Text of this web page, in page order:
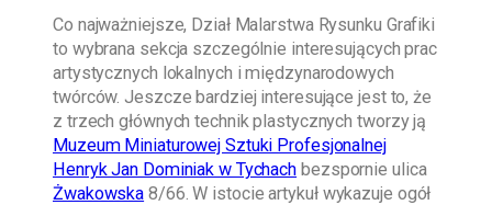
Co najważniejsze, Dział Malarstwa Rysunku Grafiki
to wybrana sekcja szczególnie interesujących prac
artystycznych lokalnych i międzynarodowych
twórców. Jeszcze bardziej interesujące jest to, że
z trzech głównych technik plastycznych tworzy ją
Muzeum Miniaturowej Sztuki Profesjonalnej
Henryk Jan Dominiak w Tychach bezspornie ulica
Żwakowska 8/66. W istocie artykuł wykazuje ogół